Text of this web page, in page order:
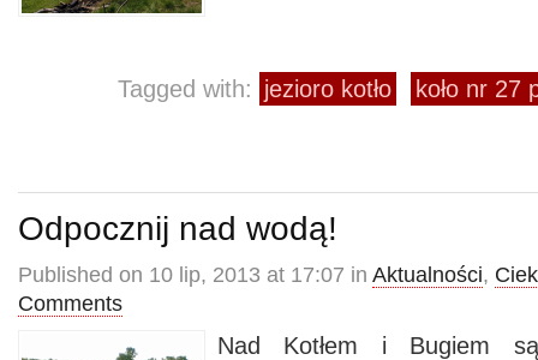
Tagged with: jezioro kotło koło nr 27
Odpocznij nad wodą!
Published on 10 lip, 2013 at 17:07 in Aktualności,
Comments
Nad Kotłem i Bugiem